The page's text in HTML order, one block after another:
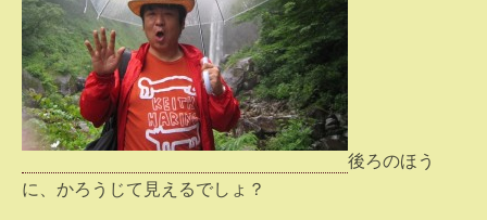
後ろのほう
に、かろうじて見えるでしょ？